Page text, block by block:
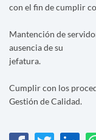
con el fin de cumplir
Mantención de
ausencia de su
jefatura.
Cumplir con los
Gestión de Calidad.